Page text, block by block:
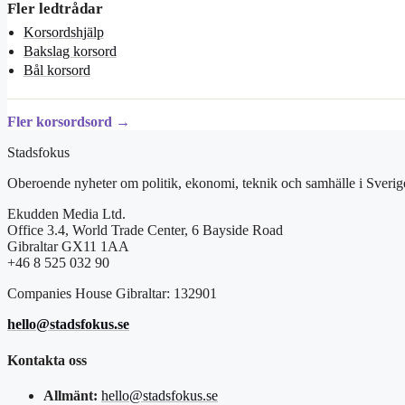
Fler ledtrådar
Korsordshjälp
Bakslag korsord
Bål korsord
Fler korsordsord →
Stadsfokus
Oberoende nyheter om politik, ekonomi, teknik och samhälle i
Ekudden Media Ltd.
Office 3.4, World Trade Center, 6 Bayside Road
Gibraltar GX11 1AA
+46 8 525 032 90
Companies House Gibraltar: 132901
hello@stadsfokus.se
Kontakta oss
Allmänt: hello@stadsfokus.se